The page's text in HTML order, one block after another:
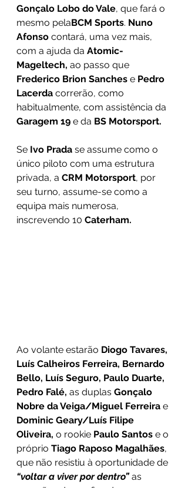
Gonçalo Lobo do Vale, que fará o
mesmo pelaBCM Sports. Nuno
Afonso contará, uma vez mais,
com a ajuda da Atomic-
Mageltech, ao passo que
Frederico Brion Sanches e Pedro
Lacerda correrão, como
habitualmente, com assistência da
Garagem 19 e da BS Motorsport.
Se Ivo Prada se assume como o
único piloto com uma estrutura
privada, a CRM Motorsport, por
seu turno, assume-se como a
equipa mais numerosa,
inscrevendo 10 Caterham.
Ao volante estarão Diogo Tavares,
Luís Calheiros Ferreira, Bernardo
Bello, Luís Seguro, Paulo Duarte,
Pedro Falé, as duplas Gonçalo
Nobre da Veiga/Miguel Ferreira e
Dominic Geary/Luís Filipe
Oliveira, o rookie Paulo Santos e o
próprio Tiago Raposo Magalhães,
que não resistiu à oportunidade de
“voltar a viver por dentro” as